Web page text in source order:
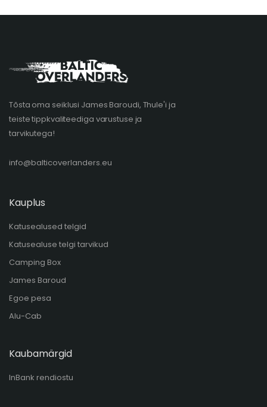
Tõsta oma seiklusi James Baroudi, Thule'i ja
teiste tippkvaliteediga varustuse ja
tarvikutega!
info@balticoverlanders.eu
Kauplus
Katusealused telgid
Katusealuse telgi tarvikud
Camping Box
James Baroud
Egoe pesa
Alu-Cab
Kaubamärgid
InBank rendiostu